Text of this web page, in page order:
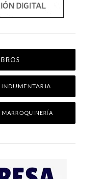
INDUMENTARIA
MARROQUINERÍA